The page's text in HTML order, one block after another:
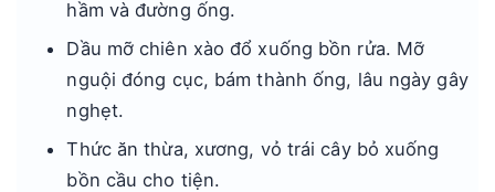
hầm và đường ống.
Dầu mỡ chiên xào đổ xuống bồn rửa. Mỡ
nguội đóng cục, bám thành ống, lâu ngày gây
nghẹt.
Thức ăn thừa, xương, vỏ trái cây bỏ xuống
bồn cầu cho tiện.